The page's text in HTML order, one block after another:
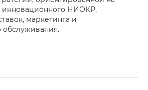
инновационного НИОКР,
маркетинга и
обслуживания.